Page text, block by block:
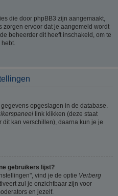
die door phpBB3 zijn aangemaakt,
ervoor dat je aangemeld wordt
beheerder dit heeft inschakeld, om te
opgeslagen in de database.
link klikken (deze staat
kan verschillen), daarna kun je je
gebruikers lijst?
vind je de optie Verberg
zul je onzichtbaar zijn voor
en jezelf.